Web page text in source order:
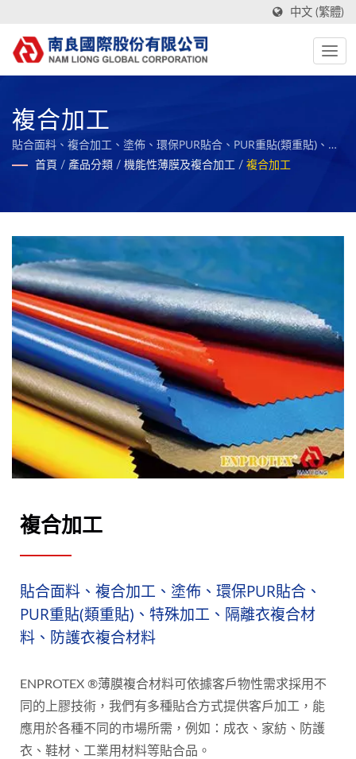
中文 (繁體)
複合加工
貼合面料、複合加工、塗佈、環保PUR貼合、PUR重貼(類重貼)、特
殊加工、隔離衣複合材料、防護衣複合材料 / 以綠色、創新及智慧
首頁 / 產品分類 / 機能性薄膜及複合加工 / 複合加工
複合加工
貼合面料、複合加工、塗佈、環保PUR貼合、
PUR重貼(類重貼)、特殊加工、隔離衣複合材
料、防護衣複合材料
ENPROTEX ®薄膜複合材料可依據客戶物性需求採用不
同的上膠技術，我們有多種貼合方式提供客戶加工，能
應用於各種不同的市場所需，例如：成衣、家紡、防護
衣、鞋材、工業用材料等貼合品。